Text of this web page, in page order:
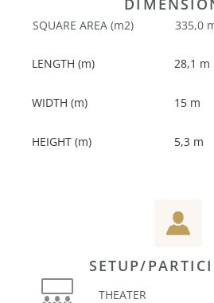
SQUARE AREA (m2) 335,0
LENGTH (m) 28,1 m
WIDTH (m) 15 m
HEIGHT (m) 5,3 m
SETUP/
THEATER